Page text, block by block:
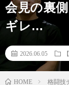
会見の裏
ギレ…
2026.06.05
HOME 格闘技